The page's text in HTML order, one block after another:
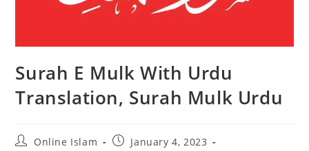
Surah E Mulk With Urdu
Translation, Surah Mulk Urdu
PostOnline Islam
PostJanuary 4, 2023